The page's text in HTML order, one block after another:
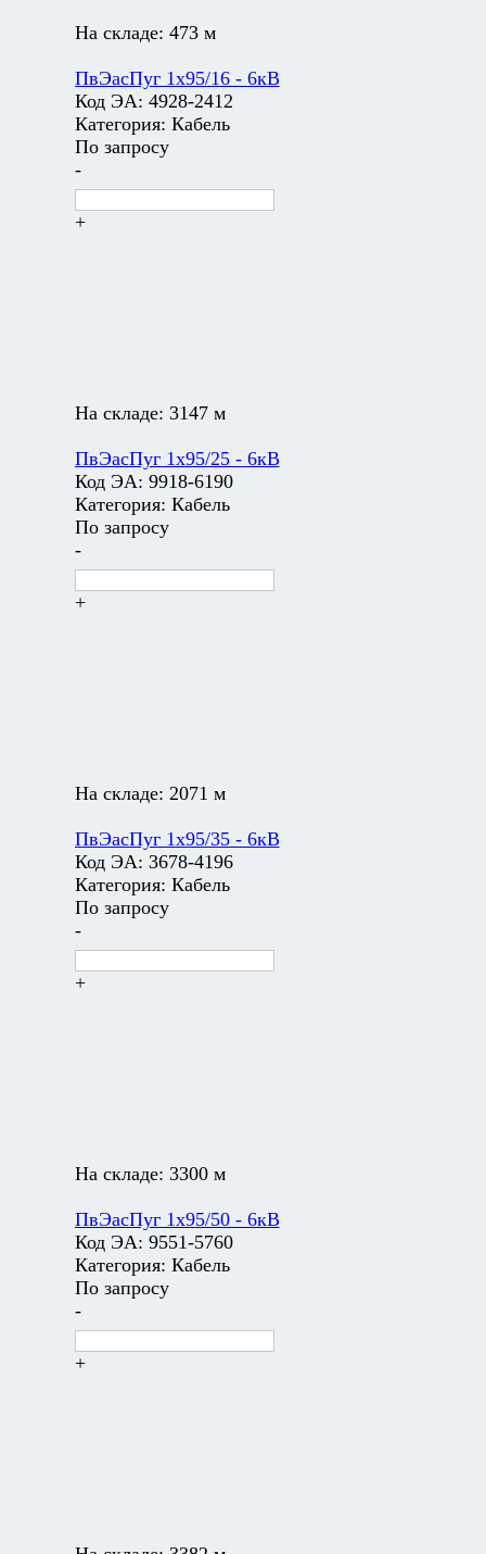
На складе: 473 м
ПвЭасПуг 1х95/16 - 6кВ
Код ЭА: 4928-2412
Категория: Кабель
По запросу
-
+
На складе: 3147 м
ПвЭасПуг 1х95/25 - 6кВ
Код ЭА: 9918-6190
Категория: Кабель
По запросу
-
+
На складе: 2071 м
ПвЭасПуг 1х95/35 - 6кВ
Код ЭА: 3678-4196
Категория: Кабель
По запросу
-
+
На складе: 3300 м
ПвЭасПуг 1х95/50 - 6кВ
Код ЭА: 9551-5760
Категория: Кабель
По запросу
-
+